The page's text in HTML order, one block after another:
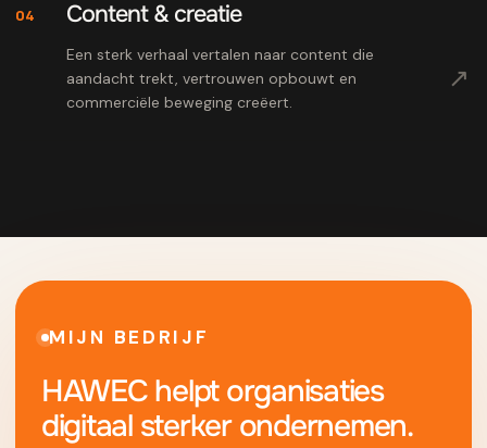
04 Content & creatie
Een sterk verhaal vertalen naar content die
aandacht trekt, vertrouwen opbouwt en
commerciële beweging creëert.
↗
MIJN BEDRIJF
HAWEC helpt organisaties
digitaal sterker ondernemen.